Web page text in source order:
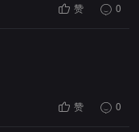
赞 0
赞 0